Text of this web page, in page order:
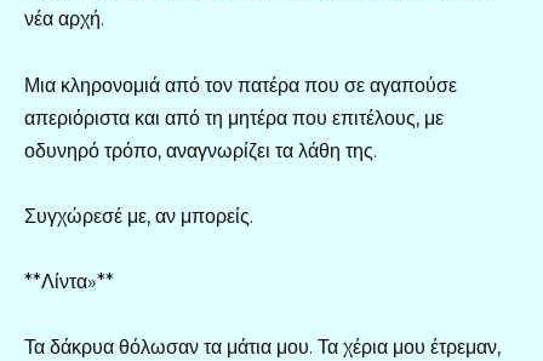
νέα αρχή.
Μια κληρονομιά από τον πατέρα που σε αγαπούσε
απεριόριστα και από τη μητέρα που επιτέλους, με
οδυνηρό τρόπο, αναγνωρίζει τα λάθη της.
Συγχώρεσέ με, αν μπορείς.
**Λίντα»**
Τα δάκρυα θόλωσαν τα μάτια μου. Τα χέρια μου έτρεμαν,